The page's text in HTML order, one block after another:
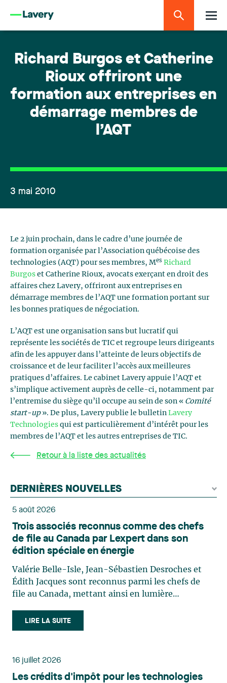
Richard Burgos et Catherine
Rioux offriront une
formation aux entreprises en
démarrage membres de
l’AQT
3 mai 2010
Le 2 juin prochain, dans le cadre d’une journée de
formation organisée par l’Association québécoise des
technologies (AQT) pour ses membres, Mes Richard
Burgos et Catherine Rioux, avocats exerçant en droit des
affaires chez Lavery, offriront aux entreprises en
démarrage membres de l’AQT une formation portant sur
les bonnes pratiques de négociation.
L’AQT est une organisation sans but lucratif qui
représente les sociétés de TIC et regroupe leurs dirigeants
afin de les appuyer dans l’atteinte de leurs objectifs de
croissance et de leur faciliter l’accès aux meilleures
pratiques d’affaires. Le cabinet Lavery appuie l’AQT et
s’implique activement auprès de celle-ci, notamment par
l’entremise du siège qu’il occupe au sein de son « Comité
start-up». De plus, Lavery publie le bulletin Lavery
Technologies qui est particulièrement d’intérêt pour les
membres de l’AQT et les autres entreprises de TIC.
Retour à la liste des actualités
DERNIÈRES NOUVELLES
5 août 2026
Trois associés reconnus comme des chefs
de file au Canada par Lexpert dans son
édition spéciale en énergie
Valérie Belle-Isle, Jean-Sébastien Desroches et
Édith Jacques sont reconnus parmi les chefs de
file au Canada, mettant ainsi en lumière
le domaine du droit des technologies. Valérie
Belle-Isle est associée au sein du groupe de droit
principalement sur le droit de l’environnement,
du territoire. Elle conseille et représente une
LIRE LA SUITE
16 juillet 2026
Les crédits d'impôt pour les technologies